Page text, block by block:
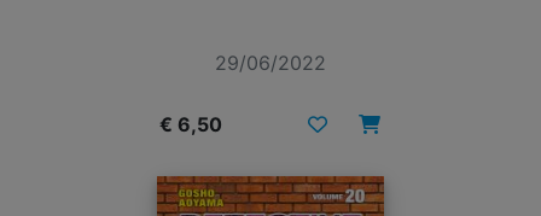
29/06/2022
€ 6,50